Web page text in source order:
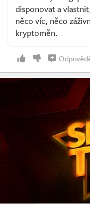
disponovat a
něco víc, něco
kryptoměn.